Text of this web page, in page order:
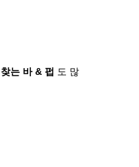
는 바 & 펍 도 많